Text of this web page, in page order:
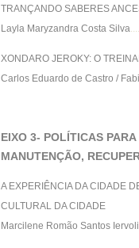
TRANÇANDO SABERES
Layla Maryzandra Costa Silva
XONDARO JEROKY: O
Carlos Eduardo de Castro /
EIXO 3- POLÍTICAS
MANUTENÇÃO,
A EXPERIÊNCIA DA CIDADE
CULTURAL DA CIDADE
Marcilene Romão Santos